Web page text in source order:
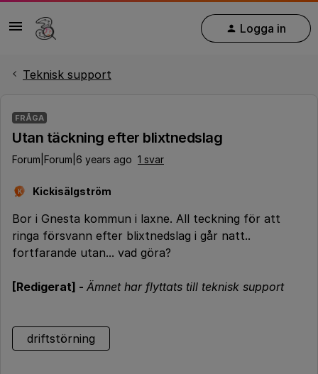
Logga in
Teknisk support
FRÅGA
Utan täckning efter blixtnedslag
Forum|Forum|6 years ago 1 svar
K Kickisälgström
Bor i Gnesta kommun i laxne. All teckning för att
ringa försvann efter blixtnedslag i går natt..
fortfarande utan... vad göra?
[Redigerat] - Ämnet har flyttats till teknisk support
driftstörning